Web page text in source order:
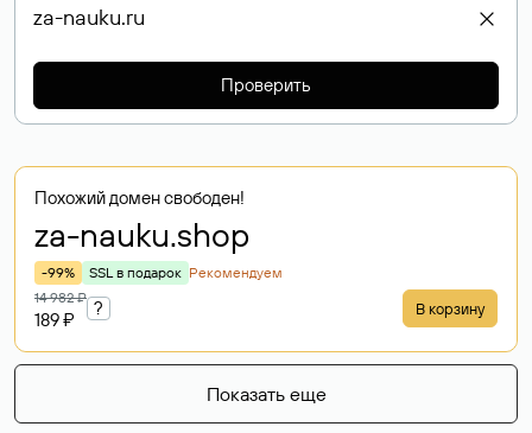
Проверить
Похожий домен свободен!
za-nauku.shop
-99% SSL в подарок Рекомендуем
14 982 ₽
189 ₽
? В корзину
Показать еще